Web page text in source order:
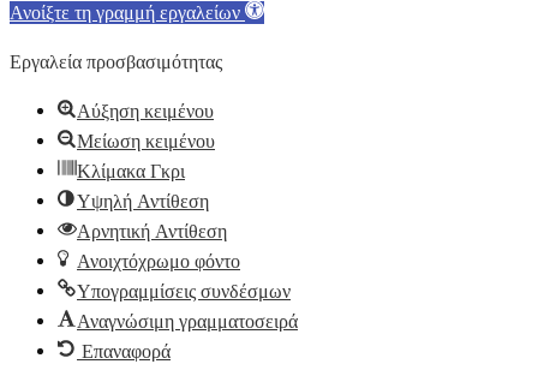
Ανοίξτε τη γραμμή εργαλείων
Εργαλεία προσβασιμότητας
Αύξηση κειμένου
Μείωση κειμένου
Κλίμακα Γκρι
Υψηλή Αντίθεση
Αρνητική Αντίθεση
Ανοιχτόχρωμο φόντο
Υπογραμμίσεις συνδέσμων
Αναγνώσιμη γραμματοσειρά
Επαναφορά